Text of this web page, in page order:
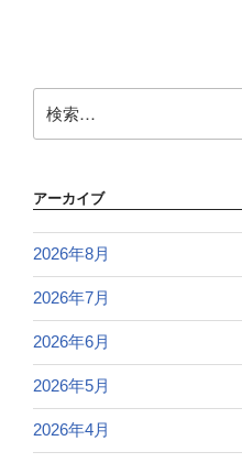
索:
アーカイブ
2026年8月
2026年7月
2026年6月
2026年5月
2026年4月